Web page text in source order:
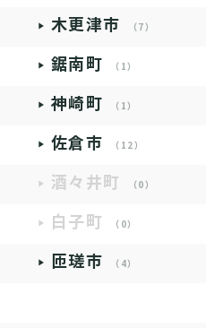
木更津市 （7）
鋸南町 （1）
神崎町 （1）
佐倉市 （12）
酒々井町 （0）
白子町 （0）
匝瑳市 （4）